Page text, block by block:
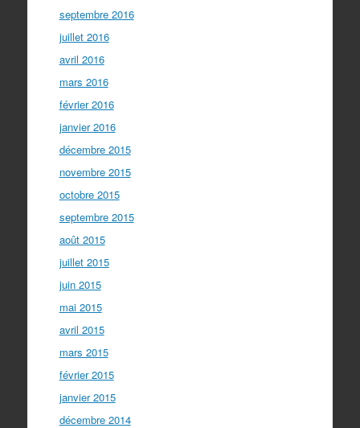
septembre 2016
juillet 2016
avril 2016
mars 2016
février 2016
janvier 2016
décembre 2015
novembre 2015
octobre 2015
septembre 2015
août 2015
juillet 2015
juin 2015
mai 2015
avril 2015
mars 2015
février 2015
janvier 2015
décembre 2014